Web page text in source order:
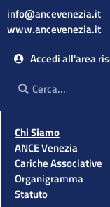
info@ancevenezia.it
www.ancevenezia.it
Accedi all'area
Cerca
Chi Siamo
ANCE Venezia
Cariche Associative
Organigramma
Statuto